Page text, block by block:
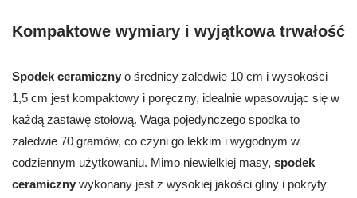
Kompaktowe wymiary i wyjątkowa trwałość
Spodek ceramiczny o średnicy zaledwie 10 cm i wysokości
1,5 cm jest kompaktowy i poręczny, idealnie wpasowując się w
każdą zastawę stołową. Waga pojedynczego spodka to
zaledwie 70 gramów, co czyni go lekkim i wygodnym w
codziennym użytkowaniu. Mimo niewielkiej masy, spodek
ceramiczny wykonany jest z wysokiej jakości gliny i pokryty